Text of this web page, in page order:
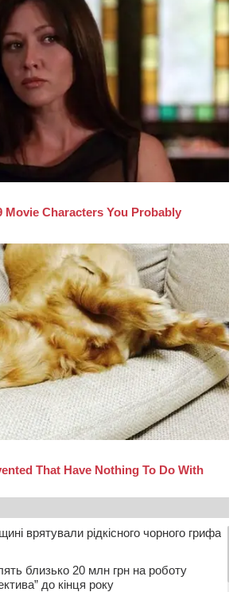
врятували рідкісного чорного грифа
близько 20 млн грн на роботу
до кінця року